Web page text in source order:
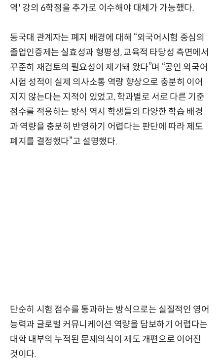
역' 강의 6학점을 추가로 이수해야 대체가 가능했다.
동국대 관계자는 폐지 배경에 대해 “외국어시험 중심의
졸업인증제는 실효성과 형평성, 교육적 타당성 측면에서
꾸준히 재검토의 필요성이 제기돼 왔다”며 “공인 외국어
시험 성적이 실제 의사소통 역량 향상으로 충분히 이어
지지 않는다는 지적이 있었고, 학과별로 서로 다른 기준
점수를 적용하는 방식 역시 학생들의 다양한 학습 배경
과 역량을 충분히 반영하기 어렵다는 판단에 따라 제도
폐지를 결정했다”고 설명했다.
단순히 시험 점수를 통과하는 방식으로는 실질적인 영어
능력과 글로벌 커뮤니케이션 역량을 담보하기 어렵다는
대학 내부의 누적된 문제의식이 제도 개편으로 이어진
것이다.